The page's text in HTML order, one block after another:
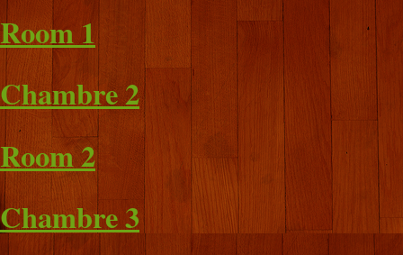
Room 1
Chambre 2
Room 2
Chambre 3